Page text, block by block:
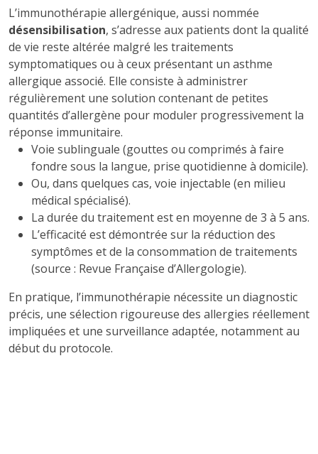
L’immunothérapie allergénique, aussi nommée
désensibilisation, s’adresse aux patients dont la qualité
de vie reste altérée malgré les traitements
symptomatiques ou à ceux présentant un asthme
allergique associé. Elle consiste à administrer
régulièrement une solution contenant de petites
quantités d’allergène pour moduler progressivement la
réponse immunitaire.
Voie sublinguale (gouttes ou comprimés à faire
fondre sous la langue, prise quotidienne à domicile).
Ou, dans quelques cas, voie injectable (en milieu
médical spécialisé).
La durée du traitement est en moyenne de 3 à 5 ans.
L’efficacité est démontrée sur la réduction des
symptômes et de la consommation de traitements
(source : Revue Française d’Allergologie).
En pratique, l’immunothérapie nécessite un diagnostic
précis, une sélection rigoureuse des allergies réellement
impliquées et une surveillance adaptée, notamment au
début du protocole.